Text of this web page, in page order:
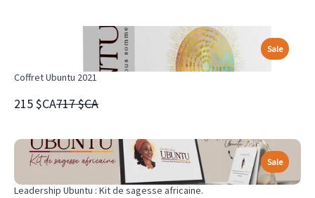
Sale
Coffret Ubuntu 2021
215 $CACompare
717 $CA
Sale
Leadership Ubuntu : Kit de sagesse africaine.